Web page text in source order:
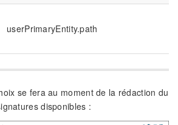
userPrimaryEntity.path
se fera au moment de la rédaction du
disponibles :